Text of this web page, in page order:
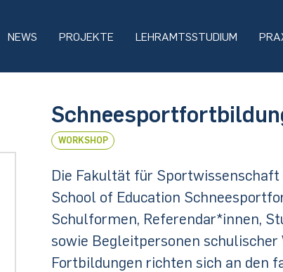
NEWS PROJEKTE LEHRAMTSSTUDIUM
WORKSHOP
Die Fakultät für
School of Education
Schulformen, Referendar*innen,
sowie Begleitpersonen
Fortbildungen richten sich an den